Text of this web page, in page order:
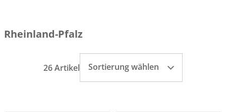
Rheinland-Pfalz
26 Artikel Sortierung wählen